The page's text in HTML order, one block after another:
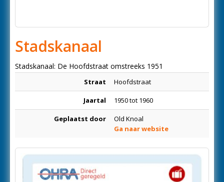
Stadskanaal
Stadskanaal: De Hoofdstraat omstreeks 1951
Straat Hoofdstraat
Jaartal 1950 tot 1960
Geplaatst door
Old Knoal
Ga naar website